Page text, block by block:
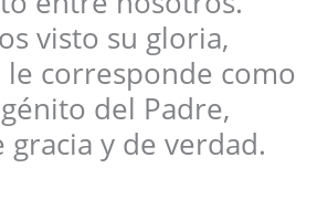
visto su gloria,
corresponde como
del Padre,
gracia y de verdad.